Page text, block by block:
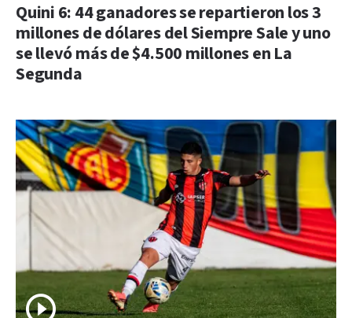
Quini 6: 44 ganadores se repartieron los 3
millones de dólares del Siempre Sale y uno
se llevó más de $4.500 millones en La
Segunda